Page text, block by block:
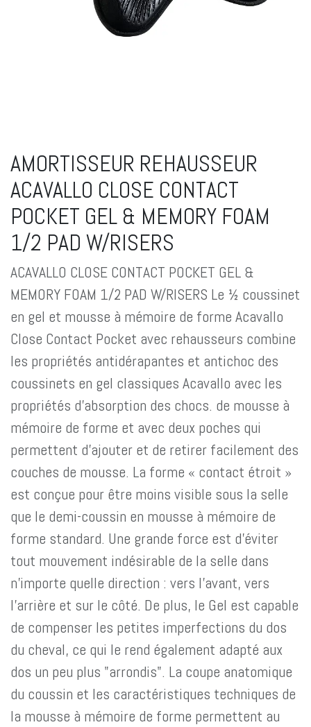
AMORTISSEUR REHAUSSEUR
ACAVALLO CLOSE CONTACT
POCKET GEL & MEMORY FOAM
1/2 PAD W/RISERS
ACAVALLO CLOSE CONTACT POCKET GEL &
MEMORY FOAM 1/2 PAD W/RISERS Le ½ coussinet
en gel et mousse à mémoire de forme Acavallo
Close Contact Pocket avec rehausseurs combine
les propriétés antidérapantes et antichoc des
coussinets en gel classiques Acavallo avec les
propriétés d'absorption des chocs. de mousse à
mémoire de forme et avec deux poches qui
permettent d'ajouter et de retirer facilement des
couches de mousse. La forme « contact étroit »
est conçue pour être moins visible sous la selle
que le demi-coussin en mousse à mémoire de
forme standard. Une grande force est d’éviter
tout mouvement indésirable de la selle dans
n’importe quelle direction : vers l’avant, vers
l’arrière et sur le côté. De plus, le Gel est capable
de compenser les petites imperfections du dos
du cheval, ce qui le rend également adapté aux
dos un peu plus "arrondis". La coupe anatomique
du coussin et les caractéristiques techniques de
la mousse à mémoire de forme permettent au